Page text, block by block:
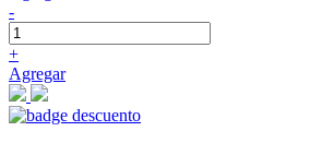
-
+
Agregar